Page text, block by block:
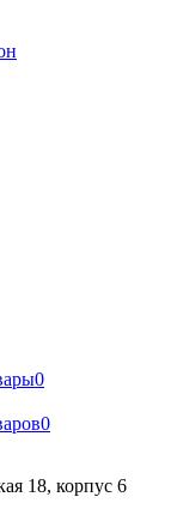
0
0
18, корпус 6